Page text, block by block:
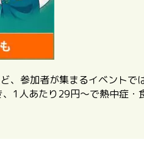
、参加者が集まるイベントで
1人あたり29円〜で熱中症・